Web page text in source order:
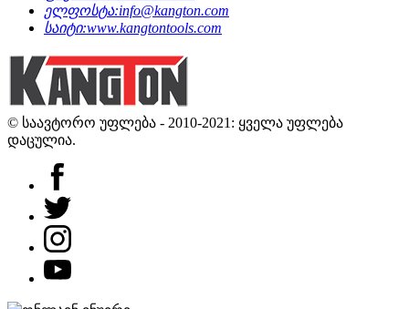
ელფოსტა:info@kangton.com
საიტი:www.kangtontools.com
© საავტორო უფლება - 2010-2021: ყველა უფლება
დაცულია.